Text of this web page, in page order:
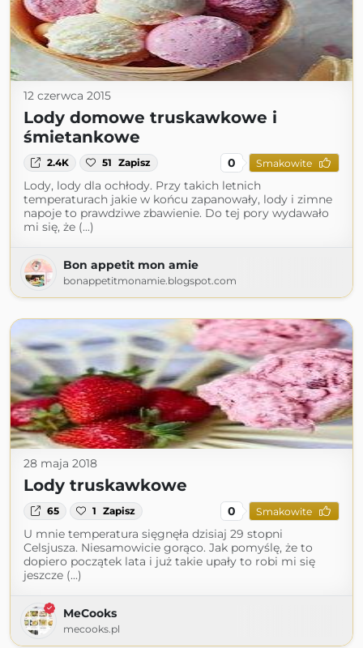
12 czerwca 2015
Lody domowe truskawkowe i
śmietankowe
2.4K 51 Zapisz 0 Smakowite
Lody, lody dla ochłody. Przy takich letnich
temperaturach jakie w końcu zapanowały, lody i zimne
napoje to prawdziwe zbawienie. Do tej pory wydawało
mi się, że (...)
Bon appetit mon amie
bonappetitmonamie.blogspot.com
28 maja 2018
Lody truskawkowe
65 1 Zapisz 0 Smakowite
U mnie temperatura sięgnęła dzisiaj 29 stopni
Celsjusza. Niesamowicie gorąco. Jak pomyślę, że to
dopiero początek lata i już takie upały to robi mi się
jeszcze (...)
MeCooks
mecooks.pl